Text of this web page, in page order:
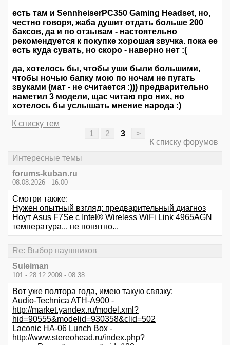
есть там и SennheiserPC350 Gaming Headset, но,
честно говоря, жаба душит отдать больше 200
баксов, да и по отзывам - настоятельно
рекомендуется к покупке хорошая звучка. пока ее
есть куда сувать, но скоро - наверно нет :(
да, хотелось бы, чтобы уши были большими,
чтобы ночью бапку мою по ночам не пугать
звуками (мат - не считается :))) предварительно
наметил 3 модели, щас читаю про них, но
хотелось бы услышать мнение народа :)
К списку тем
1
2 3
>
К списку форумов
Интересные темы
forums-kuban.ru
08.08.2026 - 16:00
Смотри также:
Нужен опытный взгляд: предварительный диагноз
Ноут Asus F7Se c Intel® Wireless WiFi Link 4965AGN
температура... не понятно...
Re: Выбор наушников
Suleiman
101 - 28.12.2009 - 08:38
Вот уже полтора года, имею такую связку:
Audio-Technica ATH-A900 -
http://market.yandex.ru/model.xml?
hid=90555&modelid=930358&clid=502
Laconic HA-06 Lunch Box -
http://www.stereohead.ru/index.php?